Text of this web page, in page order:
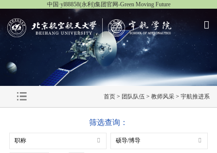
中国·yl88858(永利)集团官网-Green Moving Future
首页 > 团队队伍 > 教师风采 > 宇航推进系
筛选查询：